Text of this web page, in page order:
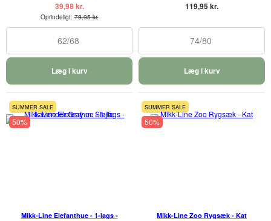
39,98 kr.
Oprindeligt:79,95 kr.
62/68
Læg i kurv
119,95 kr.
74/80
Læg i kurv
SUMMER SALE
50%
Mikk-Line Elefanthue - 1-lags -
SUMMER SALE
50%
Mikk-Line Zoo Rygsæk - Kat